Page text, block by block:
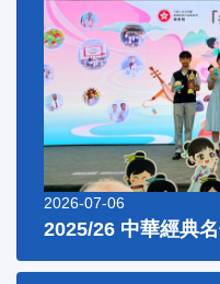
2026-07-06
2025/26 中華經典